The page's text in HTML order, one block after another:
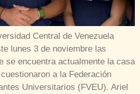
Central de Venezuela
lunes 3 de noviembre las
se encuentra actualmente la casa
a la Federación
Universitarios (FVEU). Ariel